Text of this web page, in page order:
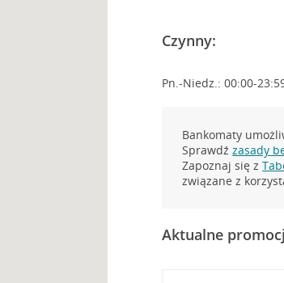
Czynny:
Pn.-Niedz.: 00:00-
Bankomaty
Sprawdźzasady
Zapoznaj się z
związane z
Aktualne